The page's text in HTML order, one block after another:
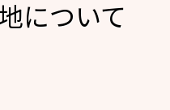
について